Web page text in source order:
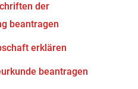
der
beantragen
erklären
beantragen